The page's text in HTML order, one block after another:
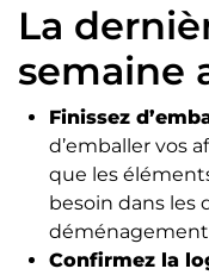
La
semaine
Finissez
d’emballer vos
que les
besoin dans les
Confirmez la